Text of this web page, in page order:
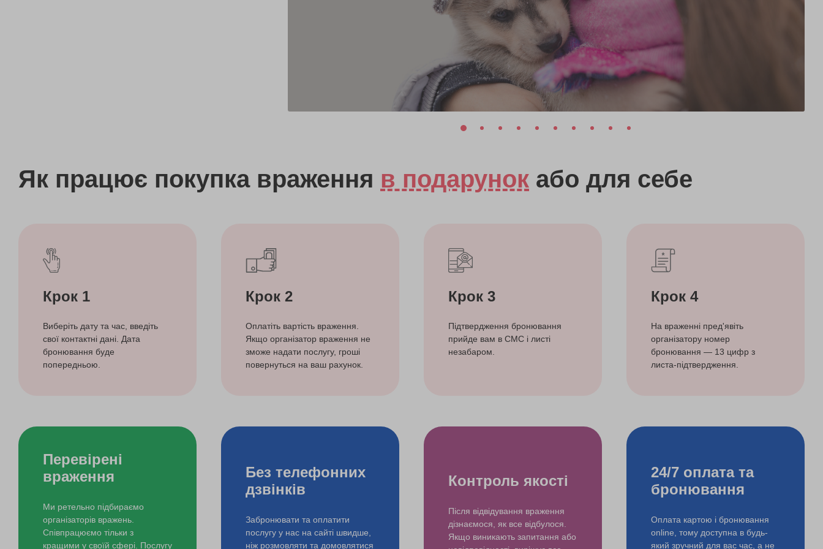
Як працює покупка враження в подарунок або для себе
Крок 1
Виберіть дату та час, введіть
свої контактні дані. Дата
бронювання буде
попередньою.
Крок 2
Оплатіть вартість враження.
Якщо організатор враження не
зможе надати послугу, гроші
повернуться на ваш рахунок.
Крок 3
Підтвердження бронювання
прийде вам в СМС і листі
незабаром.
Крок 4
На враженні пред'явіть
організатору номер
бронювання — 13 цифр з
листа-підтвердження.
Перевірені
враження
Ми ретельно підбираємо
організаторів вражень.
Співпрацюємо тільки з
кращими у своїй сфері. Послугу
Без телефонних
дзвінків
Забронювати та оплатити
послугу у нас на сайті швидше,
ніж розмовляти та домовлятися
Контроль якості
Після відвідування враження
дізнаємося, як все відбулося.
Якщо виникають запитання або
24/7 оплата та
бронювання
Оплата картою і бронювання
online, тому доступна в будь-
який зручний для вас час, а не